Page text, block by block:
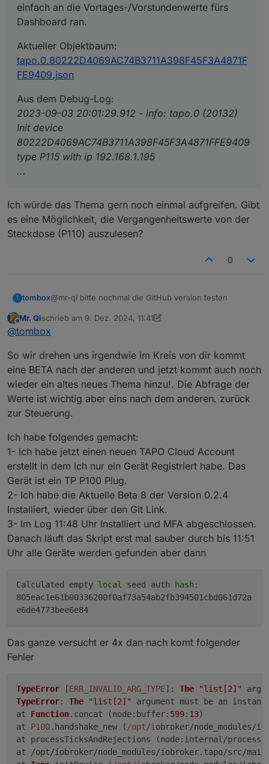
einfach an die Vortages-/Vorstundenwerte fürs
Dashboard ran.
Aktueller Objektbaum:
tapo.0.80222D4069AC74B3711A398F45F3A4871F
FE9409.json
Aus dem Debug-Log:
2023-09-03 20:01:29.912 - info: tapo.0 (20132)
Init device
80222D4069AC74B3711A398F45F3A4871FFE9409
type P115 with ip 192.168.1.195
...
Ich würde das Thema gern noch einmal aufgreifen. Gibt
es eine Möglichkeit, die Vergangenheitswerte von der
Steckdose (P110) auszulesen?
0
T tombox @mr-qi bitte nochmal die GitHub version testen
Offline
Mr. Qischrieb am 9. Dez. 2024, 11:41
zuletzt editiert von Mr. Qi 12. Sept. 2024, 12:43
@tombox
So wir drehen uns irgendwie im Kreis von dir kommt
eine BETA nach der anderen und jetzt kommt auch noch
wieder ein altes neues Thema hinzu!. Die Abfrage der
Werte ist wichtig aber eins nach dem anderen. zurück
zur Steuerung.
Ich habe folgendes gemacht:
1- Ich habe jetzt einen neuen TAPO Cloud Account
erstellt in dem ich nur ein Gerät Registriert habe. Das
Gerät ist ein TP P100 Plug.
2- Ich habe die Aktuelle Beta 8 der Version 0.2.4
Installiert, wieder über den Git Link.
3- Im Log 11:48 Uhr Installiert und MFA abgeschlossen.
Danach läuft das Skript erst mal sauber durch bis 11:51
Uhr alle Geräte werden gefunden aber dann
Calculated empty local seed auth hash :
805eac1e61b00336200f0af73a54ab2fb394501cbd061d72a
e6de4773bee6e84
Das ganze versucht er 4x dan nach komt folgender
Fehler
TypeError [ERR_INVALID_ARG_TYPE]: The "list[2]"
TypeError: The "list[2]"
argument must be an
at Function. concat (node: buffer: 599: 13)
at P100. handshake_new ( /opt/iobroker/node_modules/
at processTicksAndRejections (node:internal/process/
at /opt/iobroker/node_modules/iobroker. tapo/src/